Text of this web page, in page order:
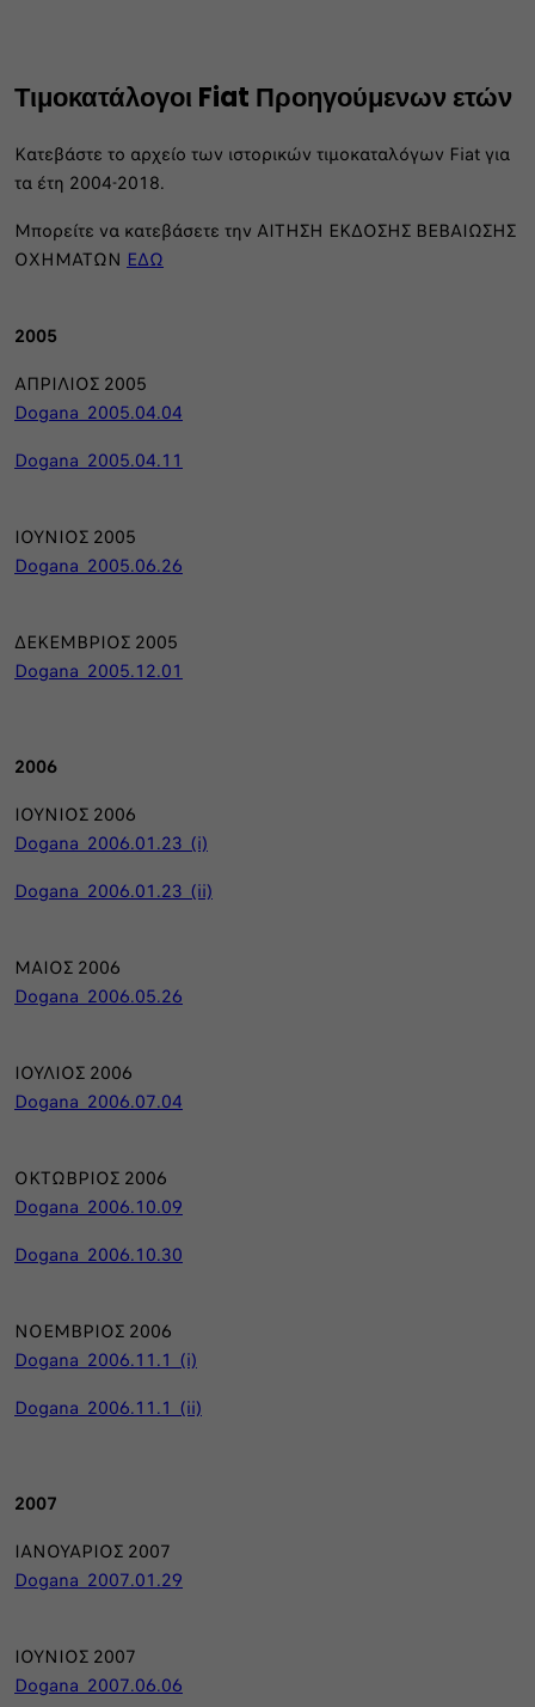
Τιμοκατάλογοι Fiat Προηγούμενων ετών
Κατεβάστε το αρχείο των ιστορικών τιμοκαταλόγων Fiat για
τα έτη 2004-2018.
Μπορείτε να κατεβάσετε την ΑΙΤΗΣΗ ΕΚΔΟΣΗΣ ΒΕΒΑΙΩΣΗΣ
ΟΧΗΜΑΤΩΝ ΕΔΩ
2005
ΑΠΡΙΛΙΟΣ 2005
Dogana_2005.04.04
Dogana_2005.04.11
ΙΟΥΝΙΟΣ 2005
Dogana_2005.06.26
ΔΕΚΕΜΒΡΙΟΣ 2005
Dogana_2005.12.01
2006
ΙΟΥΝΙΟΣ 2006
Dogana_2006.01.23_(i)
Dogana_2006.01.23_(ii)
ΜΑΙΟΣ 2006
Dogana_2006.05.26
ΙΟΥΛΙΟΣ 2006
Dogana_2006.07.04
ΟΚΤΩΒΡΙΟΣ 2006
Dogana_2006.10.09
Dogana_2006.10.30
ΝΟΕΜΒΡΙΟΣ 2006
Dogana_2006.11.1_(i)
Dogana_2006.11.1_(ii)
2007
ΙΑΝΟΥΑΡΙΟΣ 2007
Dogana_2007.01.29
ΙΟΥΝΙΟΣ 2007
Dogana_2007.06.06